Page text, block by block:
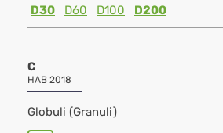
D30
D60 D100 D200
C
HAB 2018
Globuli (Granuli)